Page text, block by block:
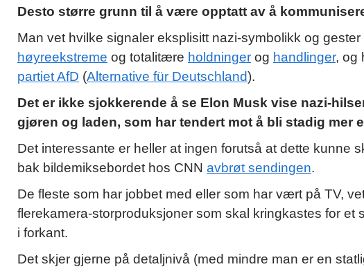
Desto større grunn til å være opptatt av å
Man vet hvilke signaler eksplisitt nazi-symbolikk og
høyreekstreme og totalitære holdninger og handlinger, og
partiet AfD (Alternative für Deutschland).
Det er ikke sjokkerende å se Elon Musk vise nazi-
gjøren og laden, som har tendert mot å bli stadig mer
Det interessante er heller at ingen forutså at dette kunne
bak bildemiksebordet hos CNN avbrøt sendingen.
De fleste som har jobbet med eller som har vært på TV,
flerekamera-storproduksjoner som skal kringkastes for
i forkant.
Det skjer gjerne på detaljnivå (med mindre man er en